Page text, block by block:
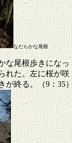
なだらかな尾根
な尾根歩きになっ
れた。左に桜が咲
が終る。（9：35）